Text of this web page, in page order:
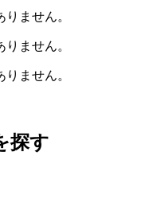
ません。
ません。
ません。
探す